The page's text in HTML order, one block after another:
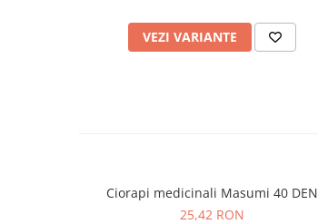
VEZI VARIANTE
Ciorapi medicinali Masumi 40 DEN
25,42 RON